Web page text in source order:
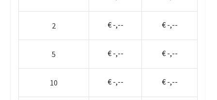
2 € -,-- € -,--
5 € -,-- € -,--
10 € -,-- € -,--